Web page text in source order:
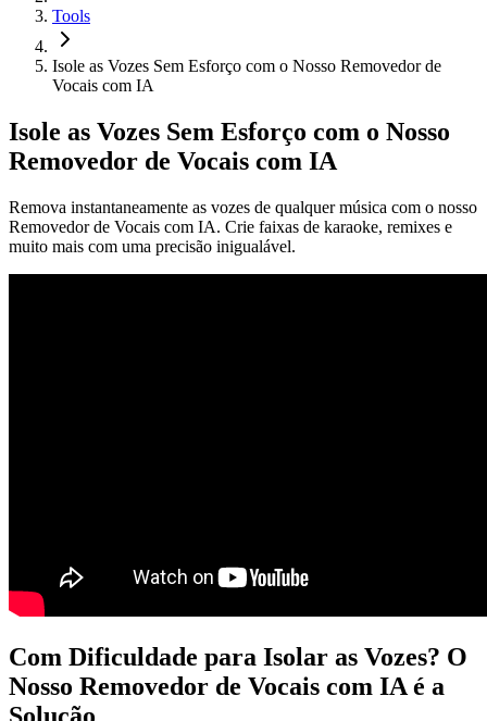
Tools
Isole as Vozes Sem Esforço com o Nosso Removedor de
Vocais com IA
Isole as Vozes Sem Esforço com o Nosso
Removedor de Vocais com IA
Remova instantaneamente as vozes de qualquer música com o nosso
Removedor de Vocais com IA. Crie faixas de karaoke, remixes e
muito mais com uma precisão inigualável.
Com Dificuldade para Isolar as Vozes? O
Nosso Removedor de Vocais com IA é a
Solução